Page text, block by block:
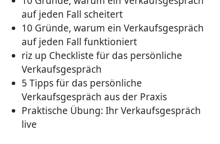
auf jeden Fall scheitert
10 Gründe, warum ein Verkaufsgespräch
auf jeden Fall funktioniert
riz up Checkliste für das persönliche
Verkaufsgespräch
5 Tipps für das persönliche
Verkaufsgespräch aus der Praxis
Praktische Übung: Ihr Verkaufsgespräch
live